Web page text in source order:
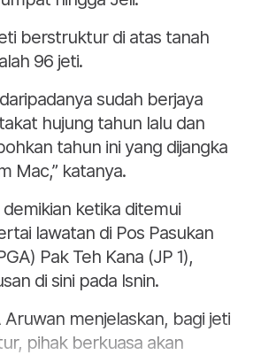
berstruktur di atas tanah
96 jeti.
sudah berjaya
hujung tahun lalu dan
tahun ini yang dijangka
Mac,” katanya.
ketika ditemui
lawatan di Pos Pasukan
Pak Teh Kana (JP 1),
di sini pada Isnin.
menjelaskan, bagi jeti
pihak berkuasa akan